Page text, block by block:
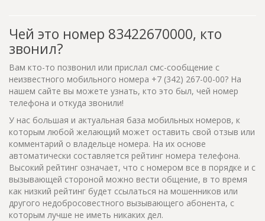
Чей это номер 83422670000, кто
звонил?
Вам кто-то позвонил или прислал смс-сообщение с
неизвестного мобильного номера +7 (342) 267-00-00? На
нашем сайте вы можете узнать, кто это был, чей номер
телефона и откуда звонили!
У нас большая и актуальная база мобильных номеров, к
которым любой желающий может оставить свой отзыв или
комментарий о владельце номера. На их основе
автоматически составляется рейтинг номера телефона.
Высокий рейтинг означает, что с номером все в порядке и с
вызывающей стороной можно вести общение, в то время
как низкий рейтинг будет ссылаться на мошенников или
другого недобросовестного вызывающего абонента, с
которым лучше не иметь никаких дел.